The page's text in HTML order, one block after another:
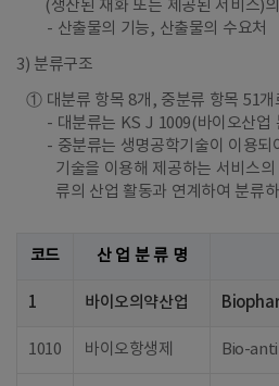
(생산된 재화 또는 제공된 서비스)
산출물의 기능, 산출물의 수요처
3) 분류구조
① 대분류 항목 8개, 중분류 항목 51개
대분류는 KS J 1009(바이오산업
중분류는 생명공학기술이 이용
기술을 이용해 제공하는 서비스
류의 산업 활동과 연계하여 분류
코드 산 업 분 류 명
1 바이오의약산업
1010 바이오항생제 Bio-